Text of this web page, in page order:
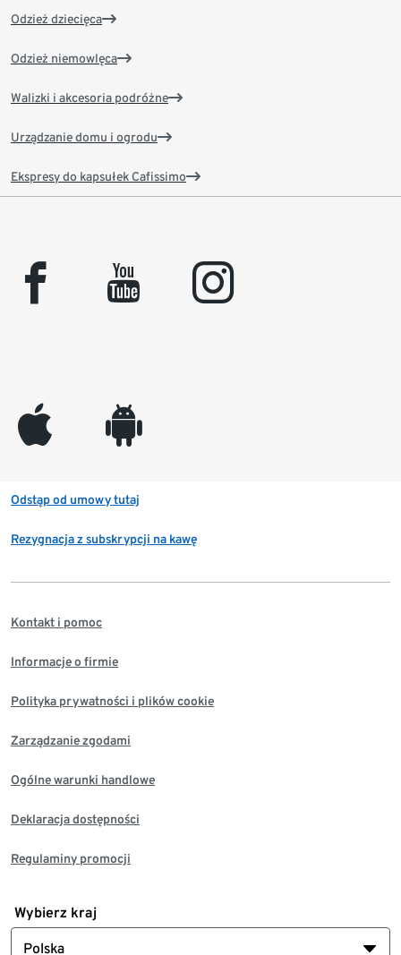
Odzież dziecięca
Odzież niemowlęca
Walizki i akcesoria podróżne
Urządzanie domu i ogrodu
Ekspresy do kapsułek Cafissimo
facebook youtube instagram
appleinc android
Odstąp od umowy tutaj
Rezygnacja z subskrypcji na kawę
Kontakt i pomoc
Informacje o firmie
Polityka prywatności i plików cookie
Zarządzanie zgodami
Ogólne warunki handlowe
Deklaracja dostępności
Regulaminy promocji
Wybierz kraj
Polska